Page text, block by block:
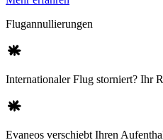
Flugannullierungen
Internationaler Flug storniert? Ihr
Evaneos verschiebt Ihren